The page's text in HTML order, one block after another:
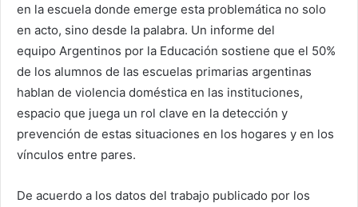
en la escuela donde emerge esta problemática no solo
en acto, sino desde la palabra. Un informe del
equipo Argentinos por la Educación sostiene que el 50%
de los alumnos de las escuelas primarias argentinas
hablan de violencia doméstica en las instituciones,
espacio que juega un rol clave en la detección y
prevención de estas situaciones en los hogares y en los
vínculos entre pares.
De acuerdo a los datos del trabajo publicado por los